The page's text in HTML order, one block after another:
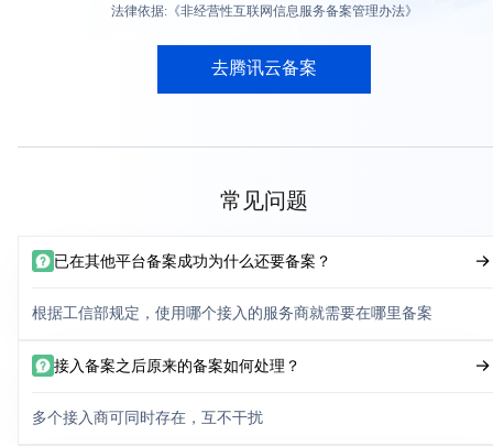
法律依据:《非经营性互联网信息服务备案管理办法》
去腾讯云备案
常见问题
已在其他平台备案成功为什么还要备案？
根据工信部规定，使用哪个接入的服务商就需要在哪里备案
接入备案之后原来的备案如何处理？
多个接入商可同时存在，互不干扰